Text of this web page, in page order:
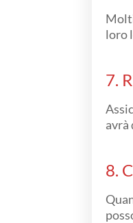
loro
7.
avrà
8.